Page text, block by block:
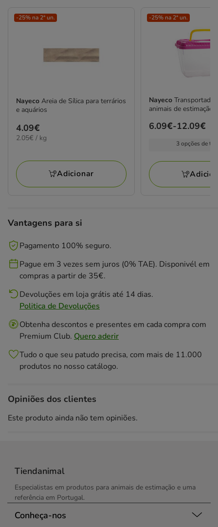
-25% na 2ª un.
Nayeco Areia de Sílica para terrários
e aquários
Preço
4.09€
4.09€
2.05€
2.05€ / kg
Adicionar
-25% na 2ª un.
Nayeco
animais de estimação
Preço
12.09€
6.09€-12.09€
3 opções de
Vantagens para si
Pagamento 100% seguro.
Pague em 3 vezes sem juros (0% TAE). Disponivél em
compras a partir de 35€.
Devoluções em loja grátis até 14 dias.
Politica de Devoluções
Obtenha descontos e presentes em cada compra com
Premium Club. Quero aderir
Tudo o que seu patudo precisa, com mais de 11.000
produtos no nosso catálogo.
Opiniões dos clientes
Este produto ainda não tem opiniões.
Tiendanimal
Especialistas em produtos para animais de estimação e uma
referência em Portugal.
Conheça-nos